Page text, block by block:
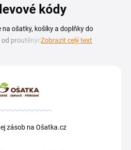
kódy
ošatky, košíky a doplňky do
proutěných ošatek na pečivo přes
cenu a nemusíš čekat na sezónní
najdeš aktuální Ošatka.cz
a tipy, jak při nákupu ušetřit.
jednoduše. Zkopíruj kód a
Zobrazit celý text
zásob na Ošatka.cz